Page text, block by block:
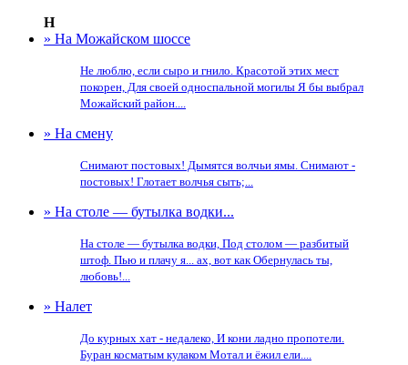
Н
» На Можайском шоссе
Не люблю, если сыро и гнило. Красотой этих мест
покорен, Для своей односпальной могилы Я бы выбрал
Можайский район....
» На смену
Снимают постовых! Дымятся волчьи ямы. Снимают -
постовых! Глотает волчья сыть;...
» На столе — бутылка водки...
На столе — бутылка водки, Под столом — разбитый
штоф. Пью и плачу я... ах, вот как Обернулась ты,
любовь!...
» Налет
До курных хат - недалеко, И кони ладно пропотели.
Буран косматым кулаком Мотал и ёжил ели....